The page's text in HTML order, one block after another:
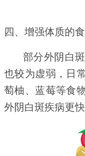
四、增强体质的
部分外阴白斑
也较为虚弱，日
萄柚、蓝莓等食
外阴白斑疾病更快